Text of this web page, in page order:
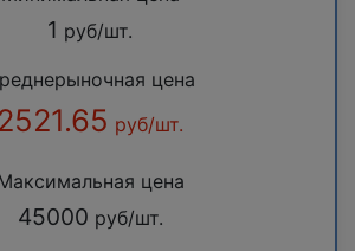
1 руб/шт.
цена
2521.65 руб/шт.
цена
45000 руб/шт.